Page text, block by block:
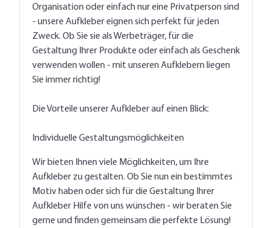
Organisation oder einfach nur eine Privatperson sind
- unsere Aufkleber eignen sich perfekt für jeden
Zweck. Ob Sie sie als Werbeträger, für die
Gestaltung Ihrer Produkte oder einfach als Geschenk
verwenden wollen - mit unseren Aufklebern liegen
Sie immer richtig!
Die Vorteile unserer Aufkleber auf einen Blick:
Individuelle Gestaltungsmöglichkeiten
Wir bieten Ihnen viele Möglichkeiten, um Ihre
Aufkleber zu gestalten. Ob Sie nun ein bestimmtes
Motiv haben oder sich für die Gestaltung Ihrer
Aufkleber Hilfe von uns wünschen - wir beraten Sie
gerne und finden gemeinsam die perfekte Lösung!